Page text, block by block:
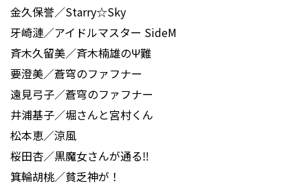
金久保誉／Starry☆Sky
牙崎漣／アイドルマスター SideM
斉木久留美／斉木楠雄のΨ難
要澄美／蒼穹のファフナー
遠見弓子／蒼穹のファフナー
井浦基子／堀さんと宮村くん
松本恵／涼風
桜田杏／黒魔女さんが通る‼
箕輪胡桃／貧乏神が！